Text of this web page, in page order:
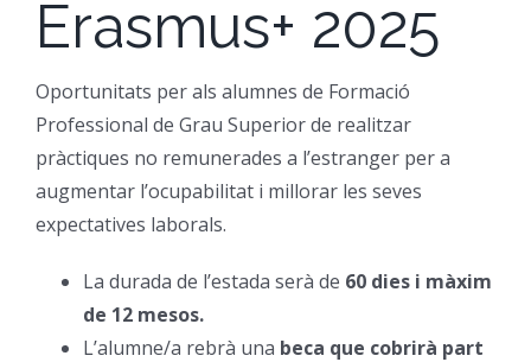
CFGM Manteniment
CFGS Administració i
CFGS Comerç
CFGS Màrqueting i
CFGS Assistència a la
Formació Ocupacional
CP Operacions auxiliars
Acreditació de competències
Beques
Borsa de Treball
Certificació d’idiomes
Notícies
Qui Som
Instal·lacions
Erasmus+ 2025
Oportunitats per als alumnes de Formació
Professional de Grau Superior de realitzar
pràctiques no remunerades a l’estranger per a
augmentar l’ocupabilitat i millorar les seves
expectatives laborals.
La durada de l’estada serà de 60 dies i màxim
de 12 mesos.
L’alumne/a rebrà una beca que cobrirà part